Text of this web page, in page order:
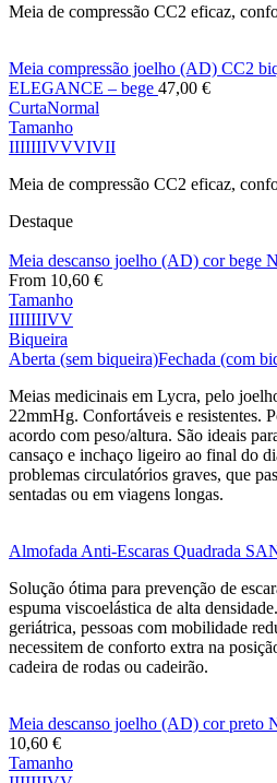
Meia de compressão CC2 eficaz,
Meia compressão joelho (AD) CC2
ELEGANCE – bege 47,00 €
CurtaNormal
Tamanho
IIIIIIIVVVIVII
Meia de compressão CC2 eficaz,
Destaque
Meia descanso joelho (AD) cor bege
From 10,60 €
Tamanho
IIIIIIIVV
Biqueira
Aberta (sem biqueira)Fechada (com
Meias medicinais em Lycra, pelo
22mmHg. Confortáveis e resistentes.
acordo com peso/altura. São ideais
cansaço e inchaço ligeiro ao final do
problemas circulatórios graves, que
sentadas ou em viagens longas.
Almofada Anti-Escaras Quadrada
Solução ótima para prevenção de
espuma viscoelástica de alta
geriátrica, pessoas com mobilidade
necessitem de conforto extra na
cadeira de rodas ou cadeirão.
Meia descanso joelho (AD) cor
10,60 €
Tamanho